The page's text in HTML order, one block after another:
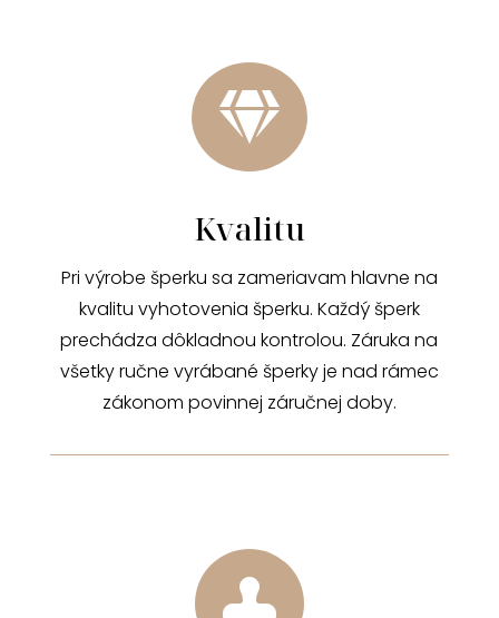

Kvalitu
Pri výrobe šperku sa zameriavam hlavne na
kvalitu vyhotovenia šperku. Každý šperk
prechádza dôkladnou kontrolou. Záruka na
všetky ručne vyrábané šperky je nad rámec
zákonom povinnej záručnej doby.
